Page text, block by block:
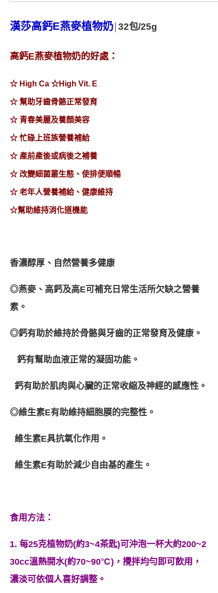
漢莎高鈣E燕麥植物奶 32包/25g
高鈣E燕麥植物奶的好處：
☆ High Ca ☆High Vit. E
☆ 幫助牙齒骨骼正常發育
☆ 青春美麗及養顏美容
☆ 忙碌上班族營養補給
☆ 產前產後或病後之補養
☆ 改變細菌叢生態、使排便順暢
☆ 老年人營養補給、健康維持
☆幫助維持消化道機能
香濃醇厚、自然營養多健康
◎燕麥、高鈣及高E可補充日常生活所欠缺之營養
素。
◎鈣有助於維持於骨骼與牙齒的正常發育及健康。
鈣有幫助血液正常的凝固功能。
鈣有助於肌肉與心臟的正常收縮及神經的感應性。
◎維生素E有助維持細胞膜的完整性。
維生素E具抗氧化作用。
維生素E有助於減少自由基的產生。
食用方法：
1. 每25克植物奶(約3~4茶匙)可沖泡一杯大約200~2
30cc溫熱開水(約70~90℃)，攪拌均勻即可飲用，
濃淡可依個人喜好調整。